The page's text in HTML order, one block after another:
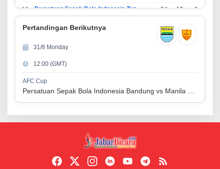
10
Persatuan Sepak Bola Indonesia Tangerang 34 13 6
34 11
13
14
Madura United FC
15
Persatuan Sepakbola Makassar
16
Persis Solo 34 8 10
Pertandingan Berikutnya
31/8 Monday
12:00 (GMT)
AFC Cup